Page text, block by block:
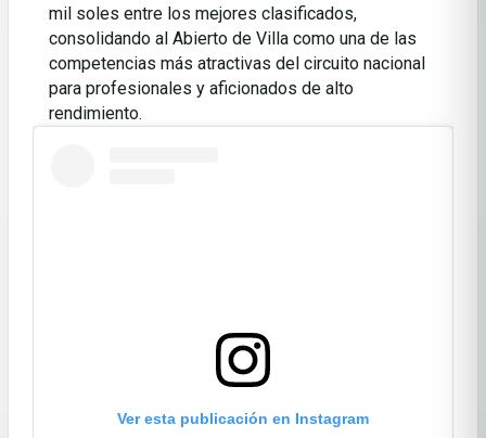
mil soles entre los mejores clasificados,
consolidando al Abierto de Villa como una de las
competencias más atractivas del circuito nacional
para profesionales y aficionados de alto
rendimiento.
Ver esta publicación en Instagram